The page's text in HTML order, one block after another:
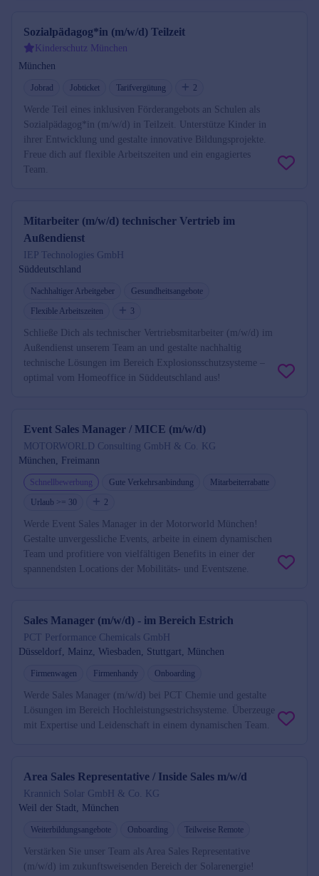
Sozialpädagog*in (m/w/d) Teilzeit
Kinderschutz München
München
Jobrad Jobticket Tarifvergütung 2
Werde Teil eines inklusiven Förderangebots an Schulen als
Sozialpädagog*in (m/w/d) in Teilzeit. Unterstütze Kinder in
ihrer Entwicklung und gestalte innovative Bildungsprojekte.
Freue dich auf flexible Arbeitszeiten und ein engagiertes
Team.
Mitarbeiter (m/w/d) technischer Vertrieb im
Außendienst
IEP Technologies GmbH
Süddeutschland
Nachhaltiger Arbeitgeber
Gesundheitsangebote
Flexible Arbeitszeiten
3
Schließe Dich als technischer Vertriebsmitarbeiter (m/w/d) im
Außendienst unserem Team an und gestalte nachhaltig
technische Lösungen im Bereich Explosionsschutzsysteme –
optimal vom Homeoffice in Süddeutschland aus!
Event Sales Manager / MICE (m/w/d)
MOTORWORLD Consulting GmbH & Co. KG
München, Freimann
Schnellbewerbung Gute Verkehrsanbindung
Mitarbeiterrabatte
Urlaub >= 30
2
Werde Event Sales Manager in der Motorworld München!
Gestalte unvergessliche Events, arbeite in einem dynamischen
Team und profitiere von vielfältigen Benefits in einer der
spannendsten Locations der Mobilitäts- und Eventszene.
Sales Manager (m/w/d) - im Bereich Estrich
PCT Performance Chemicals GmbH
Düsseldorf, Mainz, Wiesbaden, Stuttgart, München
Firmenwagen Firmenhandy Onboarding
Werde Sales Manager (m/w/d) bei PCT Chemie und gestalte
Lösungen im Bereich Hochleistungsestrichsysteme. Überzeuge
mit Expertise und Leidenschaft in einem dynamischen Team.
Area Sales Representative / Inside Sales m/w/d
Krannich Solar GmbH & Co. KG
Weil der Stadt, München
Weiterbildungsangebote Onboarding Teilweise Remote
Verstärken Sie unser Team als Area Sales Representative
(m/w/d) im zukunftsweisenden Bereich der Solarenergie!